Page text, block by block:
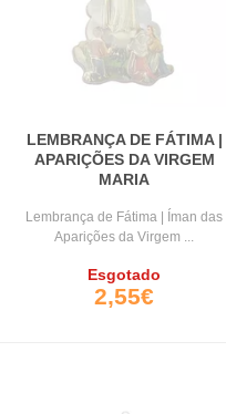
LEMBRANÇA DE FÁTIMA |
APARIÇÕES DA VIRGEM
MARIA
Lembrança de Fátima | Íman das
Aparições da Virgem ...
Esgotado
2,55€